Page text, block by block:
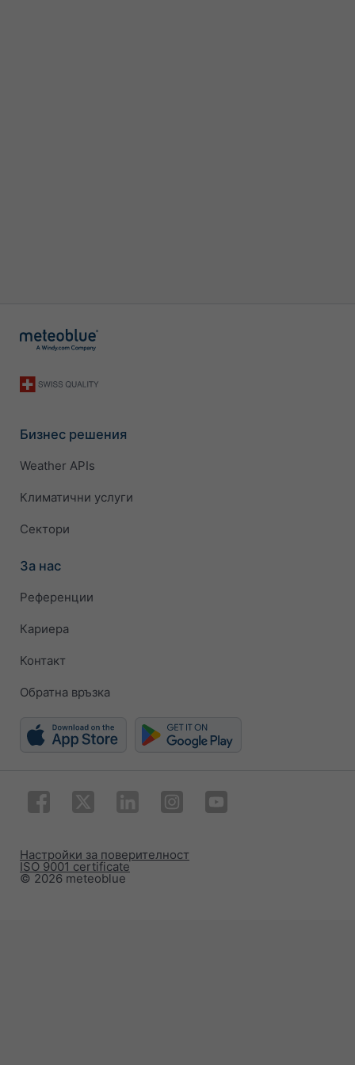
Бизнес решения
Weather APIs
Климатични услуги
Сектори
За нас
Референции
Кариера
Контакт
Обратна връзка
© 2026 meteoblue
ISO 9001 certificate
Настройки за поверителност